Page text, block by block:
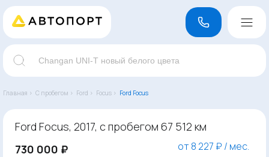
Главная › С пробегом › Ford › Focus › Ford Focus
Ford Focus, 2017, с пробегом 67 512 км
730 000 ₽
от 8 227 ₽ / мес.